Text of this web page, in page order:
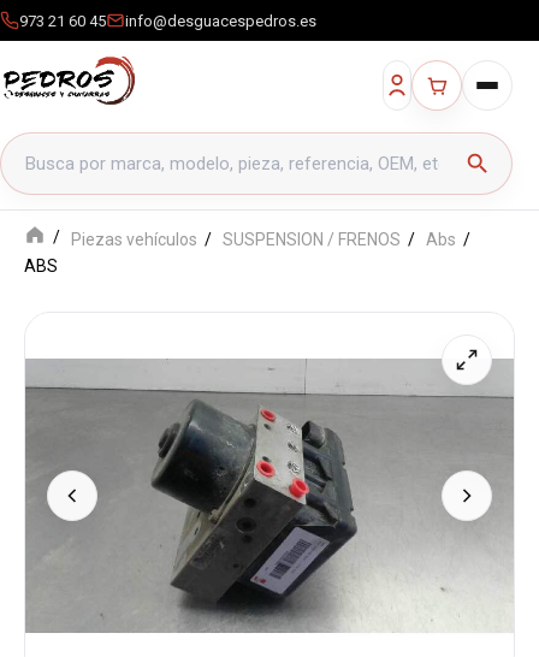
973 21 60 45 info@desguacespedros.es
Buscar productos
search
Piezas vehículos SUSPENSION / FRENOS
Abs
ABS